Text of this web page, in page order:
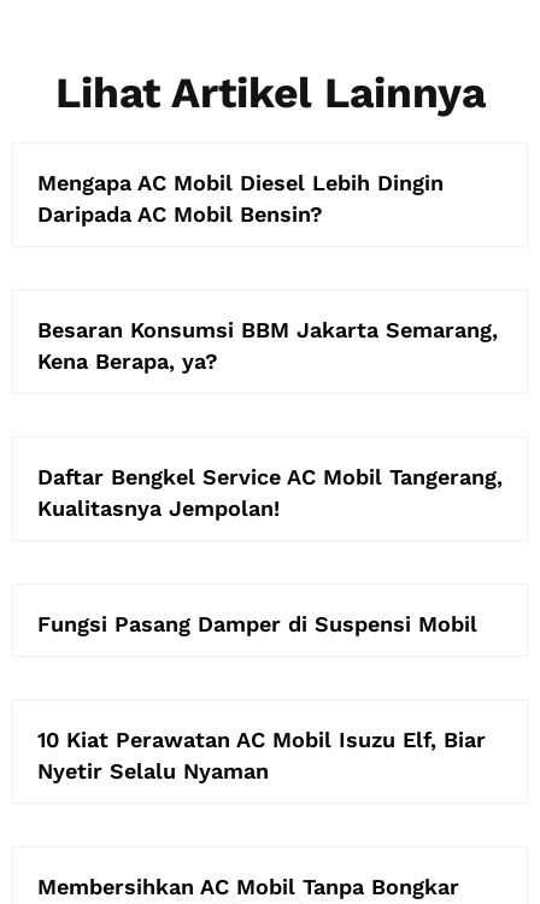
Lihat Artikel Lainnya
Mengapa AC Mobil Diesel Lebih Dingin
Daripada AC Mobil Bensin?
Besaran Konsumsi BBM Jakarta Semarang,
Kena Berapa, ya?
Daftar Bengkel Service AC Mobil Tangerang,
Kualitasnya Jempolan!
Fungsi Pasang Damper di Suspensi Mobil
10 Kiat Perawatan AC Mobil Isuzu Elf, Biar
Nyetir Selalu Nyaman
Membersihkan AC Mobil Tanpa Bongkar